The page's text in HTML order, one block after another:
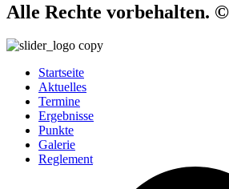
Alle Rechte vorbehalten.
Startseite
Aktuelles
Termine
Ergebnisse
Punkte
Galerie
Reglement